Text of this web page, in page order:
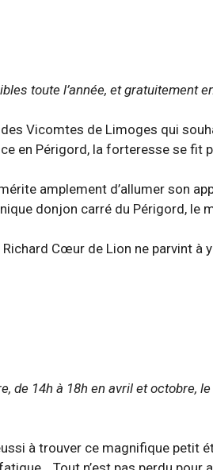
toute l’année, et gratuitement
Vicomtes de Limoges qui
en Périgord, la forteresse se fit
amplement d’allumer son
donjon carré du Périgord, le
Cœur de Lion ne parvint à
de 14h à 18h en avril et octobre,
à trouver ce magnifique petit